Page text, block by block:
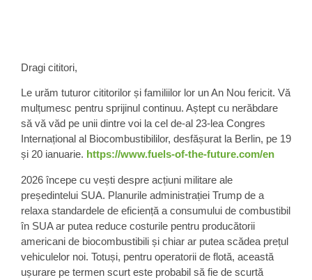
Dragi cititori,
Le urăm tuturor cititorilor și familiilor lor un An Nou fericit. Vă
mulțumesc pentru sprijinul continuu. Aștept cu nerăbdare
să vă văd pe unii dintre voi la cel de-al 23-lea Congres
Internațional al Biocombustibililor, desfășurat la Berlin, pe 19
și 20 ianuarie. https://www.fuels-of-the-future.com/en
2026 începe cu vești despre acțiuni militare ale
președintelui SUA. Planurile administrației Trump de a
relaxa standardele de eficiență a consumului de combustibil
în SUA ar putea reduce costurile pentru producătorii
americani de biocombustibili și chiar ar putea scădea prețul
vehiculelor noi. Totuși, pentru operatorii de flotă, această
ușurare pe termen scurt este probabil să fie de scurtă